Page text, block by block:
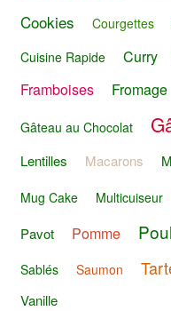
Cookies Courgettes
Cuisine Rapide Curry
Framboises Fromage
Gâteau au Chocolat
Lentilles Macarons
Mug Cake Multicuiseur
Pavot Pomme
Sablés Saumon
Vanille